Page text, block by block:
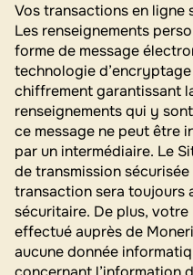
Vos transactions en ligne
Les renseignements
forme de message
technologie
chiffrement garantissant
renseignements qui y
ce message ne peut être
par un intermédiaire. Le
de transmission
transaction sera toujours
sécuritaire. De plus,
effectué auprès de
aucune donnée